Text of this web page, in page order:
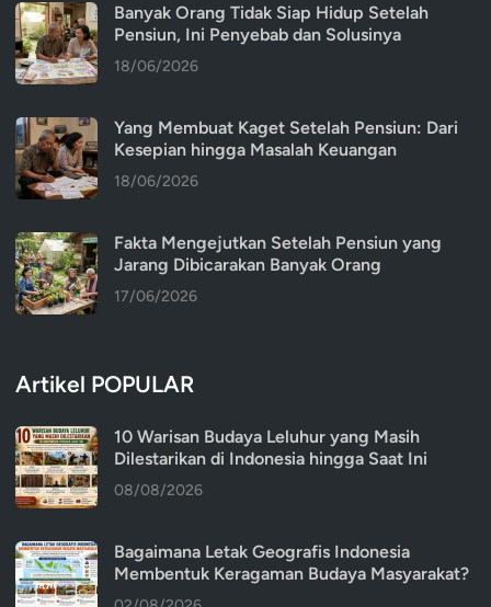
Banyak Orang Tidak Siap Hidup Setelah
Pensiun, Ini Penyebab dan Solusinya
18/06/2026
Yang Membuat Kaget Setelah Pensiun: Dari
Kesepian hingga Masalah Keuangan
18/06/2026
Fakta Mengejutkan Setelah Pensiun yang
Jarang Dibicarakan Banyak Orang
17/06/2026
Artikel POPULAR
10 Warisan Budaya Leluhur yang Masih
Dilestarikan di Indonesia hingga Saat Ini
08/08/2026
Bagaimana Letak Geografis Indonesia
Membentuk Keragaman Budaya Masyarakat?